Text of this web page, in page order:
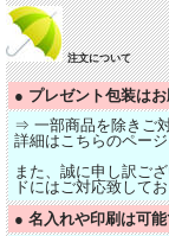
注文について
● プレゼント包装は
⇒ 一部商品を除きご
詳細はこちらのページ
また、誠に申し訳ご
ドにはご対応致して
● 名入れや印刷は可能